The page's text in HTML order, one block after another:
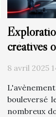
créatives
d'images
8 avril 2025
bouleversé
nombreux